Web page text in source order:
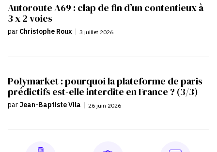
Autoroute A69 : clap de fin d’un contentieux à
3 x 2 voies
par Christophe Roux | 3 juillet 2026
Polymarket : pourquoi la plateforme de paris
prédictifs est-elle interdite en France ? (3/3)
par Jean-Baptiste Vila | 26 juin 2026